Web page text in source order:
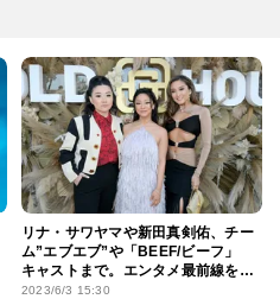
リナ・サワヤマや新田真剣佑、チー
ム”エブエブ”や「BEEF/ビーフ」
キャストまで。エンタメ最前線を走
るアジア人を一挙に紹介
2023/6/3 15:30